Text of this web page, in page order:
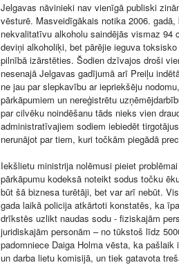
Jelgavas nāvinieki nav vienīgā publiski
vēsturē. Masveidīgākais notika 2006.
nekvalitatīvu alkoholu saindējās vismaz 94
deviņi alkoholiķi, bet pārējie ieguva
pilnībā izārstēties. Šodien dzīvajos droši
nesenajā Jelgavas gadījumā arī Preiļu
ne jau par slepkavību ar iepriekšēju
pārkāpumiem un nereģistrētu
par cilvēku noindēšanu tāds nieks vien
administratīvajiem sodiem iebiedēt
nerunājot par tiem, kuri točkām piegādā
Iekšlietu ministrija nolēmusi pieiet
pārkāpumu kodeksā noteikt sodus točku
būt šā biznesa turētāji, bet var arī nebūt.
gada laikā policija atkārtoti konstatēs, ka
drīkstēs uzlikt naudas sodu - fiziskajām
juridiskajām personām – no tūkstoš līdz
padomniece Daiga Holma vēsta, ka
un darba lietu komisijā, un tiek gatavota